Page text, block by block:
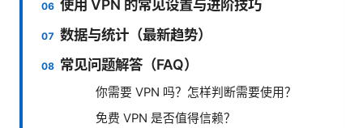
使用 VPN 的常见设置与进阶技巧
数据与统计（最新趋势）
常见问题解答（FAQ）
你需要 VPN 吗？怎样判断需要使用？
免费 VPN 是否值得信赖？